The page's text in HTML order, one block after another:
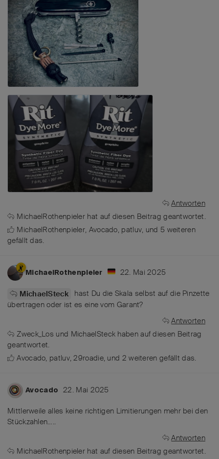
Antworten
MichaelRothenpieler hat auf diesen Beitrag geantwortet.
MichaelRothenpieler, Avocado, patluv, und 5 weiteren
gefällt das.
MichaelRothenpieler 22. Mai 2025
MichaelSteck
hast Du die Skala selbst auf die Pinzette
übertragen oder ist es eine vom Garant?
Antworten
Zweck_Los und MichaelSteck habenauf diesen Beitrag
geantwortet.
Avocado, patluv,29roadie, und 2 weiteren gefällt das.
Avocado 22. Mai 2025
Mittlerweile alles keine richtigen Limitierungen mehr bei den
Stückzahlen…..
Antworten
MichaelRothenpieler hat auf diesen Beitrag geantwortet.